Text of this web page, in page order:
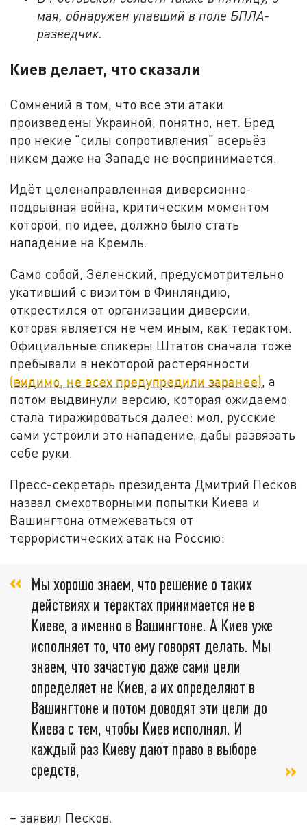
мая, обнаружен упавший в поле БПЛА-
разведчик.
Киев делает, что сказали
Сомнений в том, что все эти атаки
произведены Украиной, понятно, нет. Бред
про некие "силы сопротивления" всерьёз
никем даже на Западе не воспринимается.
Идёт целенаправленная диверсионно-
подрывная война, критическим моментом
которой, по идее, должно было стать
нападение на Кремль.
Само собой, Зеленский, предусмотрительно
укативший с визитом в Финляндию,
открестился от организации диверсии,
которая является не чем иным, как терактом.
Официальные спикеры Штатов сначала тоже
пребывали в некоторой растерянности
(видимо, не всех предупредили заранее), а
потом выдвинули версию, которая ожидаемо
стала тиражироваться далее: мол, русские
сами устроили это нападение, дабы развязать
себе руки.
Пресс-секретарь президента Дмитрий Песков
назвал смехотворными попытки Киева и
Вашингтона отмежеваться от
террористических атак на Россию:
Мы хорошо знаем, что решение о таких
действиях и терактах принимается не в
Киеве, а именно в Вашингтоне. А Киев уже
исполняет то, что ему говорят делать. Мы
знаем, что зачастую даже сами цели
определяет не Киев, а их определяют в
Вашингтоне и потом доводят эти цели до
Киева с тем, чтобы Киев исполнял. И
каждый раз Киеву дают право в выборе
средств,
– заявил Песков.